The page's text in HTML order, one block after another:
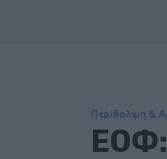
Περίθαλψη &
ΕΟΦ: